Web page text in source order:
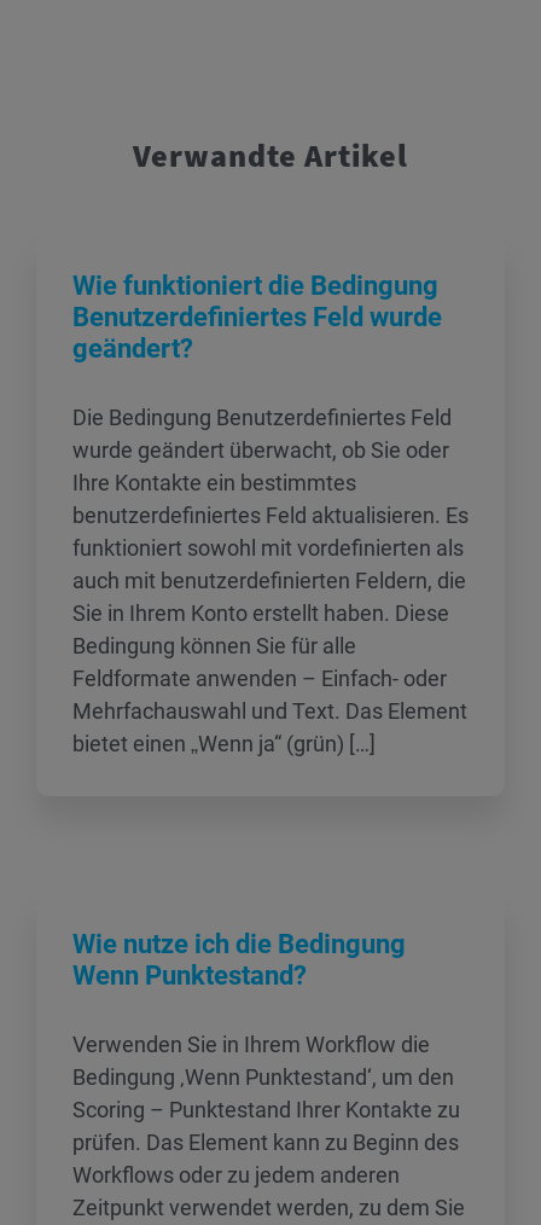
Verwandte Artikel
Wie funktioniert die Bedingung
Benutzerdefiniertes Feld wurde
geändert?
Die Bedingung Benutzerdefiniertes Feld
wurde geändert überwacht, ob Sie oder
Ihre Kontakte ein bestimmtes
benutzerdefiniertes Feld aktualisieren. Es
funktioniert sowohl mit vordefinierten als
auch mit benutzerdefinierten Feldern, die
Sie in Ihrem Konto erstellt haben. Diese
Bedingung können Sie für alle
Feldformate anwenden – Einfach- oder
Mehrfachauswahl und Text. Das Element
bietet einen „Wenn ja“ (grün) […]
Wie nutze ich die Bedingung
Wenn Punktestand?
Verwenden Sie in Ihrem Workflow die
Bedingung ‚Wenn Punktestand‘, um den
Scoring – Punktestand Ihrer Kontakte zu
prüfen. Das Element kann zu Beginn des
Workflows oder zu jedem anderen
Zeitpunkt verwendet werden, zu dem Sie